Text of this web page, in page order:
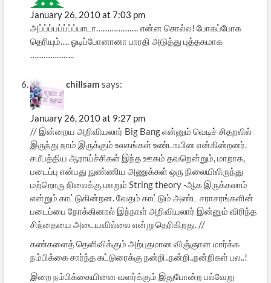
January 26, 2010 at 7:03 pm
அப்ப்ப்பப்ப்ப்ப்பாடா………………. என்ன சொல்ல! போகப்போக
தெரியும்…. ஓடிப்போனானா பாரதி அடுத்து புத்தகமாக
………………..
chillsam says:
January 26, 2010 at 9:27 pm
// இன்றைய அறிவியலார் Big Bang என்னும் வெடிச் சிதறலில்
இருந்து நாம் இருக்கும் உலகங்கள் உண்டாயின என்கின்றனர்.
சமீபத்திய ஆராய்ச்சிகள் இந்த ஊகம் தவறென்றும், மாறாக,
படைப்பு என்பது நுண்ணிய அணுக்கள் ஒரு நிலையிலிருந்து
மற்றொரு நிலைக்கு மாறும் String theory -ஆக இருக்கலாம்
என்றும் காட்டுகின்றன. வேதம் காட்டும் அண்ட சராசரங்களின்
படைப்பை நோக்கினால் இந்நாள் அறிவியலார் இன்னும் விரிந்த
சிந்தையை அடையவில்லை என்று தெரிகிறது. //
கண்களைத் தெளிவிக்கும் அற்புதமான விஞ்ஞான மார்க்க
நம்பிக்கை சார்ந்த கட்டுரைக்கு நன்றி..நன்றி..நன்றிகள் பல..!
இறை நம்பிக்கையினை வளர்க்கும் இதுபோன்ற பல்வேறு